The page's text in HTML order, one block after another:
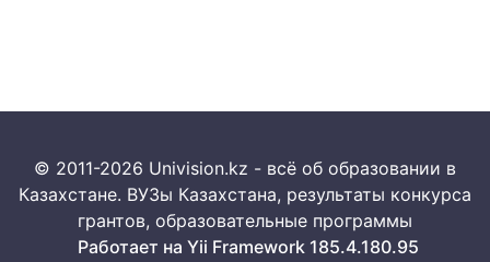
© 2011-2026 Univision.kz - всё об образовании в
Казахстане. ВУЗы Казахстана, результаты конкурса
грантов, образовательные программы
Работает на Yii Framework 185.4.180.95